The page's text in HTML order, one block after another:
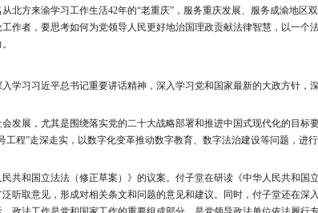
北方来渝学习工作生活42年的“老重庆”，服务重庆发展、服务成渝地区
作者，要思考如何为党领导人民更好地治国理政贡献法律智慧，以一个
学习习近平总书记重要讲话精神，深入学习党和国家最新的大政方针，
发展，尤其是围绕落实党的二十大战略部署和推进中国式现代化的目标
程”走深走实，以数字化变革推动数字教育、数字法治建设等问题，进
共和国立法法（修正草案）》的议案。付子堂在研读《中华人民共和国
听取意见，形成对相关条文和问题的意见和建议。同时，付子堂还在深